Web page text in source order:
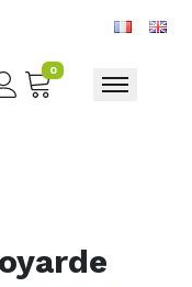
0
Toggle